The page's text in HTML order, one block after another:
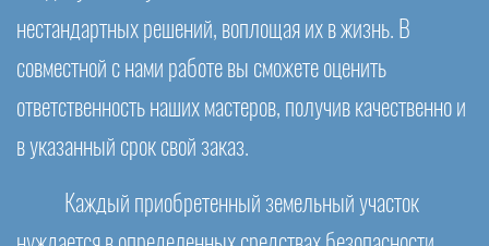
нестандартных решений, воплощая их в жизнь. В
совместной с нами работе вы сможете оценить
ответственность наших мастеров, получив качественно и
в указанный срок свой заказ.
Каждый приобретенный земельный участок